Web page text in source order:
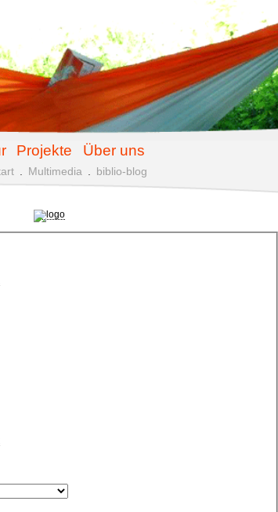
Projekte Über uns
Multimedia biblio-blog